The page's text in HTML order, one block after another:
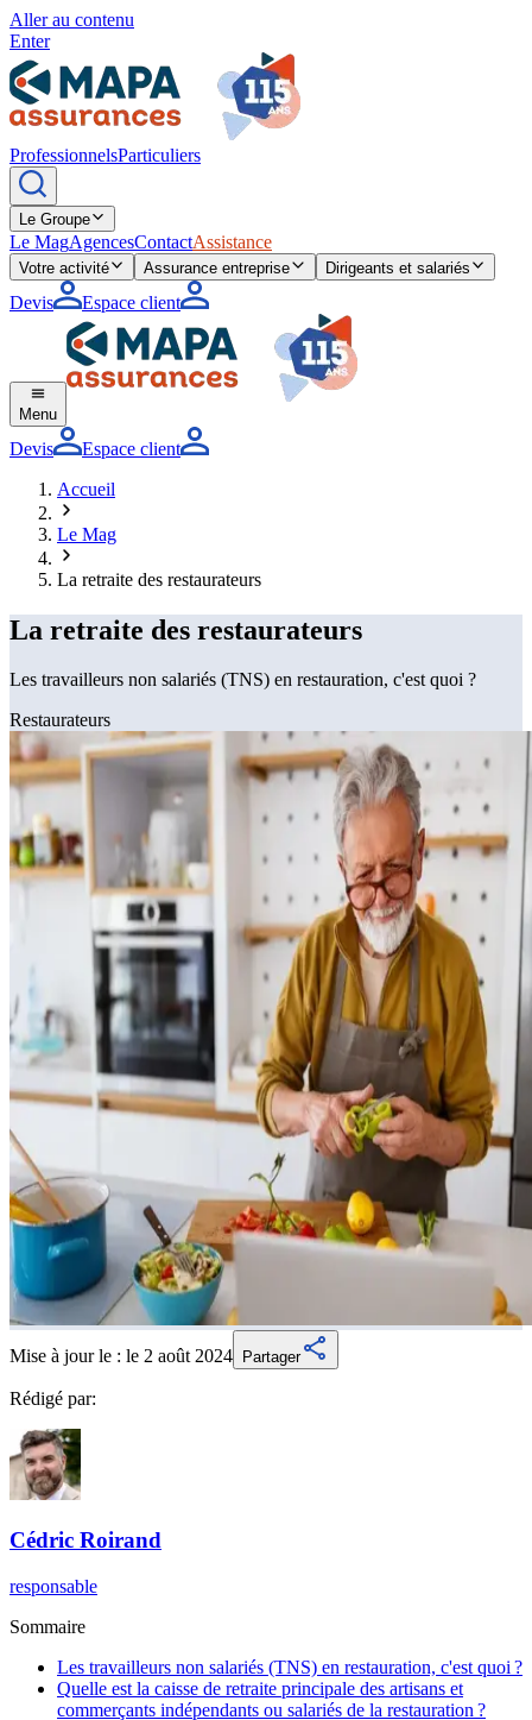
Aller au contenu
Enter
ProfessionnelsParticuliers
Le Groupe
Le MagAgencesContactAssistance
Votre activité Assurance entreprise Dirigeants et salariés
Devis Espace client
Menu
Devis
Espace client
Accueil
Le Mag
La retraite des restaurateurs
La retraite des restaurateurs
Les travailleurs non salariés (TNS) en restauration, c'est quoi ?
Restaurateurs
Mise à jour le : le 2 août 2024 Partager
Rédigé par:
Cédric Roirand
responsable
Sommaire
Les travailleurs non salariés (TNS) en restauration, c'est quoi ?
Quelle est la caisse de retraite principale des artisans et
commerçants indépendants ou salariés de la restauration ?